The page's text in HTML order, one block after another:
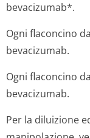
bevacizumab*.
Ogni flaconcino
bevacizumab.
Ogni flaconcino
bevacizumab.
Per la diluizione